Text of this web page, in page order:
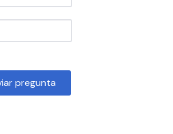
pregunta